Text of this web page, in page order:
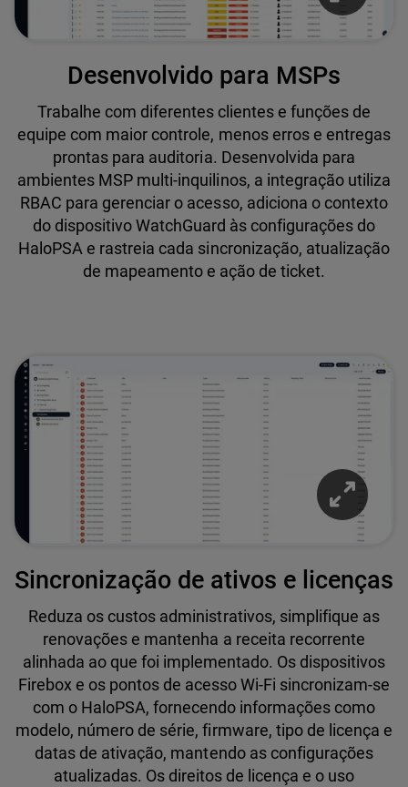
Desenvolvido para MSPs
Trabalhe com diferentes clientes e funções de
equipe com maior controle, menos erros e entregas
prontas para auditoria. Desenvolvida para
ambientes MSP multi-inquilinos, a integração utiliza
RBAC para gerenciar o acesso, adiciona o contexto
do dispositivo WatchGuard às configurações do
HaloPSA e rastreia cada sincronização, atualização
de mapeamento e ação de ticket.
Sincronização de ativos e licenças
Reduza os custos administrativos, simplifique as
renovações e mantenha a receita recorrente
alinhada ao que foi implementado. Os dispositivos
Firebox e os pontos de acesso Wi-Fi sincronizam-se
com o HaloPSA, fornecendo informações como
modelo, número de série, firmware, tipo de licença e
datas de ativação, mantendo as configurações
atualizadas. Os direitos de licença e o uso